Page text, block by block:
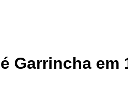
Garrincha em